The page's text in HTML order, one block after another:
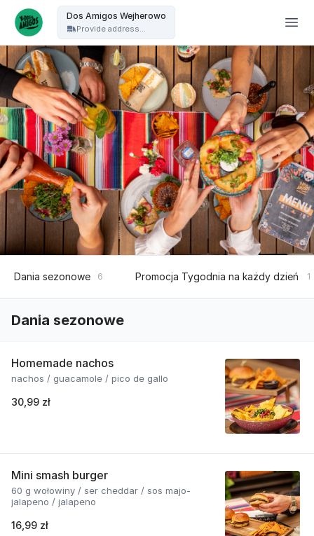
Dos Amigos Wejherowo
Provide address...
Dania sezonowe 6 Promocja Tygodnia na każdy dzień 1
Dania sezonowe
Homemade nachos
nachos / guacamole / pico de gallo
30,99 zł
Mini smash burger
60 g wołowiny / ser cheddar / sos majo-
jalapeno / jalapeno
16,99 zł